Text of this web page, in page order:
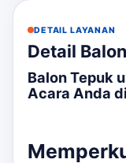
DETAIL LAYANAN
Detail
Balon Tepuk
Acara Anda